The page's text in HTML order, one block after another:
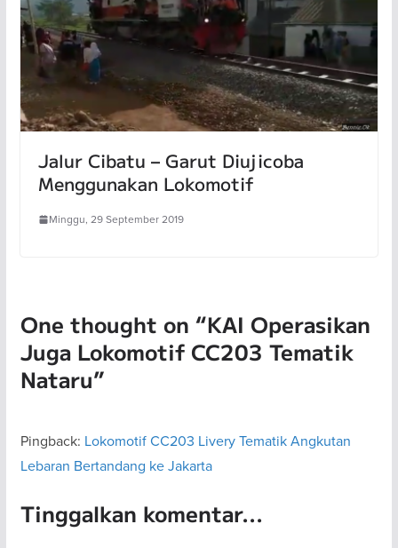
Jalur Cibatu – Garut Diujicoba
Menggunakan Lokomotif
Minggu, 29 September 2019
One thought on “KAI Operasikan
Juga Lokomotif CC203 Tematik
Nataru”
Pingback: Lokomotif CC203 Livery Tematik Angkutan
Lebaran Bertandang ke Jakarta
Tinggalkan komentar...